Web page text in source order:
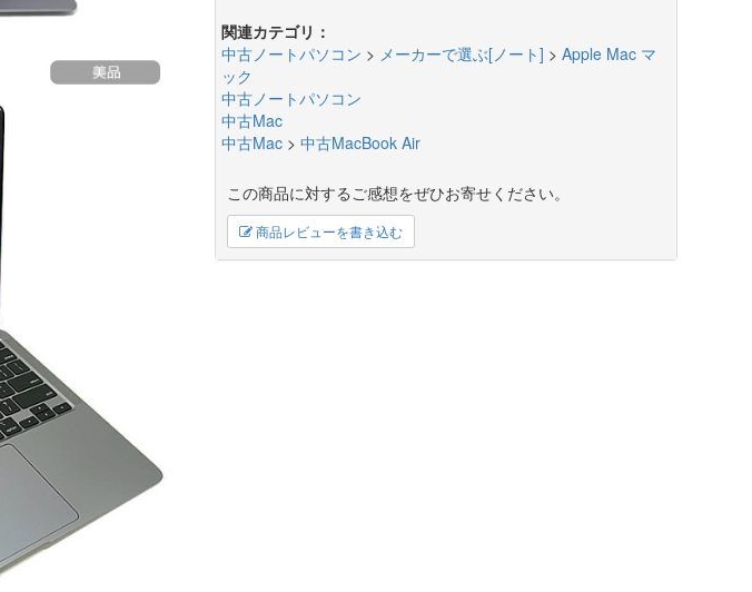
関連カテゴリ：
中古ノートパソコン > メーカーで選ぶ[ノート] > Apple Mac マ
ック
中古ノートパソコン
中古Mac
中古Mac> 中古MacBook Air
この商品に対するご感想をぜひお寄せください。
商品レビューを書き込む